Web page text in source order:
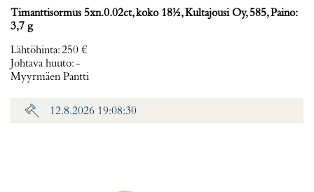
Timanttisormus 5xn.0.02ct, koko 18½, Kultajousi Oy, 585, Paino:
3,7 g
Lähtöhinta:250 €
Johtava huuto:-
Myyrmäen Pantti
12.8.2026 19:08:30